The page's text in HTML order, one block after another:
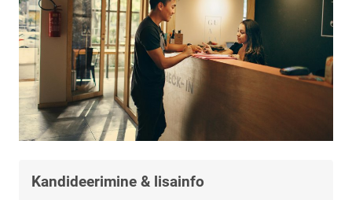
Kandideerimine & lisainfo